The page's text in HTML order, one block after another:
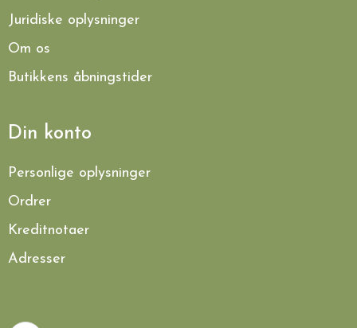
Juridiske oplysninger
Om os
Butikkens åbningstider
Din konto
Personlige oplysninger
Ordrer
Kreditnotaer
Adresser